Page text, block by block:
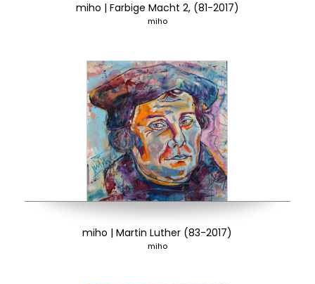
miho | Farbige Macht 2, (81-2017)
miho
miho | Martin Luther (83-2017)
miho